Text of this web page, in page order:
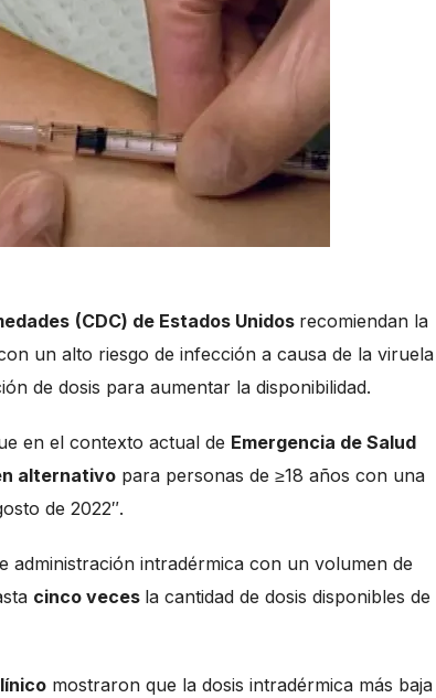
(CDC) de Estados Unidos recomiendan la
un alto riesgo de infección a causa de la
de dosis para aumentar la disponibilidad.
en el contexto actual de Emergencia de Salud
alternativo para personas de ≥18 años con una
de 2022″.
administración intradérmica con un volumen de
cinco veces la cantidad de dosis disponibles de
mostraron que la dosis intradérmica más